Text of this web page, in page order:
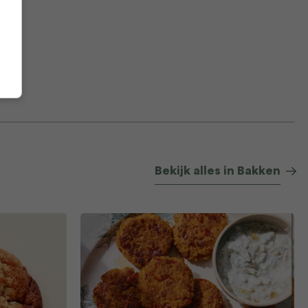
Bekijk alles in Bakken